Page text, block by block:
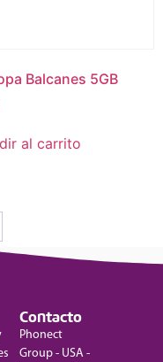
Balcanes 5GB
al carrito
Contacto
Phonect
Group - USA -